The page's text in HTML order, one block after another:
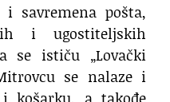
savremena pošta,
i ugostiteljskih
se ističu „Lovački
se nalaze i